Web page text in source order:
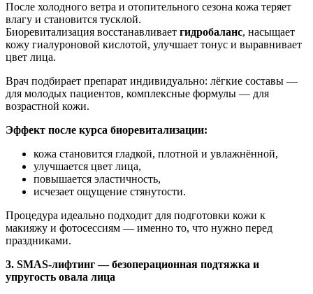
После холодного ветра и отопительного сезона кожа теряет
влагу и становится тусклой.
Биоревитализация восстанавливает гидробаланс, насыщает
кожу гиалуроновой кислотой, улучшает тонус и выравнивает
цвет лица.
Врач подбирает препарат индивидуально: лёгкие составы —
для молодых пациентов, комплексные формулы — для
возрастной кожи.
Эффект после курса биоревитализации:
кожа становится гладкой, плотной и увлажнённой,
улучшается цвет лица,
повышается эластичность,
исчезает ощущение стянутости.
Процедура идеально подходит для подготовки кожи к
макияжу и фотосессиям — именно то, что нужно перед
праздниками.
3. SMAS-лифтинг — безоперационная подтяжка и
упругость овала лица